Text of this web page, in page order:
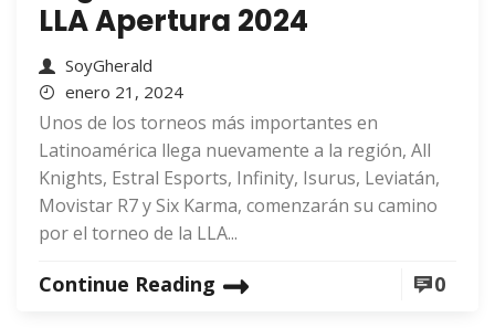
LLA Apertura 2024
SoyGherald
enero 21, 2024
Unos de los torneos más importantes en
Latinoamérica llega nuevamente a la región, All
Knights, Estral Esports, Infinity, Isurus, Leviatán,
Movistar R7 y Six Karma, comenzarán su camino
por el torneo de la LLA...
Continue Reading 0